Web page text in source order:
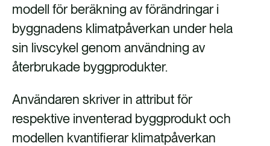
modell för beräkning av förändringar i
byggnadens klimatpåverkan under hela
sin livscykel genom användning av
återbrukade byggprodukter.
Användaren skriver in attribut för
respektive inventerad byggprodukt och
modellen kvantifierar klimatpåverkan